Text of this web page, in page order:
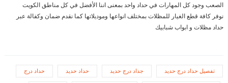
الصعب وجود كل المهارات في حداد واحد بمعنى اننا الأفضل في كل مناطق الكويت
نوفر كافة قطع الغيار للمظلات بمختلف انواعها وموديلاتها كما نقدم ضمان وكفالة عبر
حداد مظلات و ابواب شبابيك
تفصيل حداد درج حديد جداد درج حديد حداد حديد حداد درج